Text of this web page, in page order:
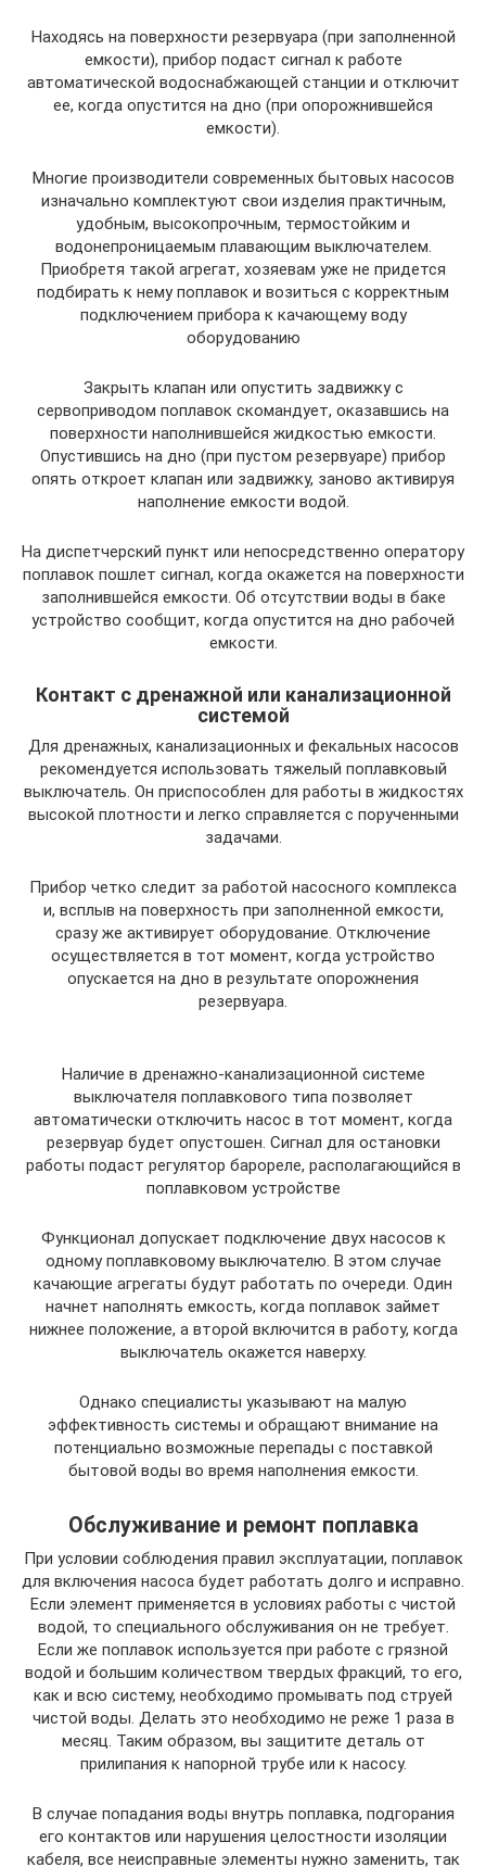
Находясь на поверхности резервуара (при заполненной
емкости), прибор подаст сигнал к работе
автоматической водоснабжающей станции и отключит
ее, когда опустится на дно (при опорожнившейся
емкости).
Многие производители современных бытовых насосов
изначально комплектуют свои изделия практичным,
удобным, высокопрочным, термостойким и
водонепроницаемым плавающим выключателем.
Приобретя такой агрегат, хозяевам уже не придется
подбирать к нему поплавок и возиться с корректным
подключением прибора к качающему воду
оборудованию
Закрыть клапан или опустить задвижку с
сервоприводом поплавок скомандует, оказавшись на
поверхности наполнившейся жидкостью емкости.
Опустившись на дно (при пустом резервуаре) прибор
опять откроет клапан или задвижку, заново активируя
наполнение емкости водой.
На диспетчерский пункт или непосредственно оператору
поплавок пошлет сигнал, когда окажется на поверхности
заполнившейся емкости. Об отсутствии воды в баке
устройство сообщит, когда опустится на дно рабочей
емкости.
Контакт с дренажной или канализационной
системой
Для дренажных, канализационных и фекальных насосов
рекомендуется использовать тяжелый поплавковый
выключатель. Он приспособлен для работы в жидкостях
высокой плотности и легко справляется с порученными
задачами.
Прибор четко следит за работой насосного комплекса
и, всплыв на поверхность при заполненной емкости,
сразу же активирует оборудование. Отключение
осуществляется в тот момент, когда устройство
опускается на дно в результате опорожнения
резервуара.
Наличие в дренажно-канализационной системе
выключателя поплавкового типа позволяет
автоматически отключить насос в тот момент, когда
резервуар будет опустошен. Сигнал для остановки
работы подаст регулятор барореле, располагающийся в
поплавковом устройстве
Функционал допускает подключение двух насосов к
одному поплавковому выключателю. В этом случае
качающие агрегаты будут работать по очереди. Один
начнет наполнять емкость, когда поплавок займет
нижнее положение, а второй включится в работу, когда
выключатель окажется наверху.
Однако специалисты указывают на малую
эффективность системы и обращают внимание на
потенциально возможные перепады с поставкой
бытовой воды во время наполнения емкости.
Обслуживание и ремонт поплавка
При условии соблюдения правил эксплуатации, поплавок
для включения насоса будет работать долго и исправно.
Если элемент применяется в условиях работы с чистой
водой, то специального обслуживания он не требует.
Если же поплавок используется при работе с грязной
водой и большим количеством твердых фракций, то его,
как и всю систему, необходимо промывать под струей
чистой воды. Делать это необходимо не реже 1 раза в
месяц. Таким образом, вы защитите деталь от
прилипания к напорной трубе или к насосу.
В случае попадания воды внутрь поплавка, подгорания
его контактов или нарушения целостности изоляции
кабеля, все неисправные элементы нужно заменить, так